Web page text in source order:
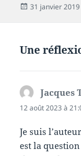
Publié
31 janvier 2019
Une
Jacques
12 août 2023 à
Je suis
est la question